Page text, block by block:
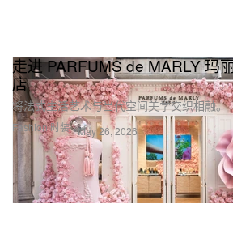
Fashion 时装
走进 PARFUMS de MARLY 玛
店
将法式生活艺术与当代空间美学交织相融。
May 26, 2026